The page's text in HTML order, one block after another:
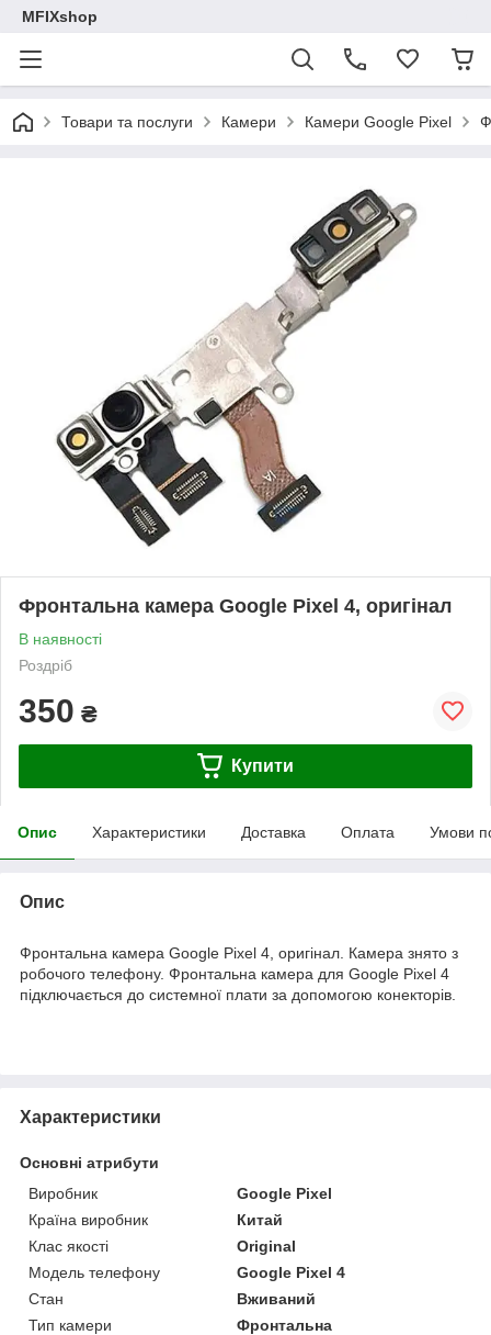
MFIXshop
Товари та послуги Камери Камери Google Pixel
Фронтальна камера Google Pixel 4, оригінал
В наявності
Роздріб
350 ₴
Купити
Опис Характеристики Доставка Оплата Умови
Опис
Фронтальна камера Google Pixel 4, оригінал. Камера знято з
робочого телефону. Фронтальна камера для Google Pixel 4
підключається до системної плати за допомогою конекторів.
Характеристики
Основні атрибути
Виробник
Google Pixel
Країна виробник
Китай
Клас якості
Original
Модель телефону
Google Pixel 4
Стан
Вживаний
Тип камери
Фронтальна